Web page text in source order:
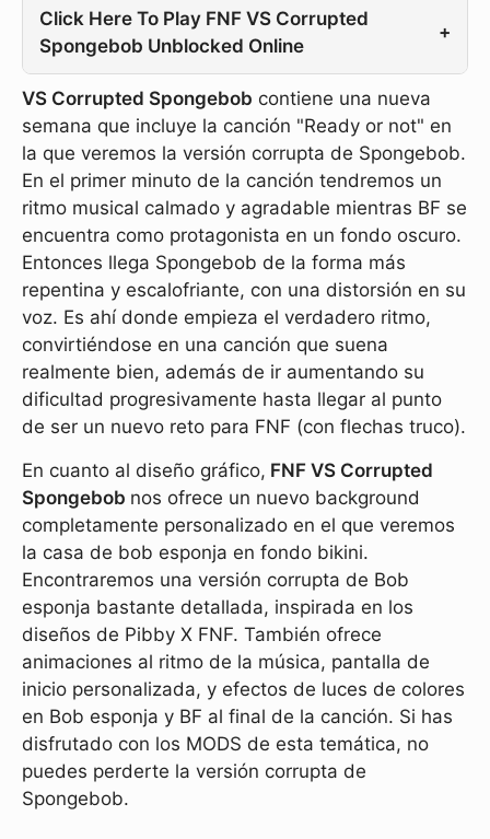
Click Here To Play FNF VS Corrupted
Spongebob Unblocked Online
+
VS Corrupted Spongebob contiene una nueva
semana que incluye la canción "Ready or not" en
la que veremos la versión corrupta de Spongebob.
En el primer minuto de la canción tendremos un
ritmo musical calmado y agradable mientras BF se
encuentra como protagonista en un fondo oscuro.
Entonces llega Spongebob de la forma más
repentina y escalofriante, con una distorsión en su
voz. Es ahí donde empieza el verdadero ritmo,
convirtiéndose en una canción que suena
realmente bien, además de ir aumentando su
dificultad progresivamente hasta llegar al punto
de ser un nuevo reto para FNF (con flechas truco).
En cuanto al diseño gráfico, FNF VS Corrupted
Spongebob nos ofrece un nuevo background
completamente personalizado en el que veremos
la casa de bob esponja en fondo bikini.
Encontraremos una versión corrupta de Bob
esponja bastante detallada, inspirada en los
diseños de Pibby X FNF. También ofrece
animaciones al ritmo de la música, pantalla de
inicio personalizada, y efectos de luces de colores
en Bob esponja y BF al final de la canción. Si has
disfrutado con los MODS de esta temática, no
puedes perderte la versión corrupta de
Spongebob.